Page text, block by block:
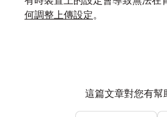
何調整上傳設定。
這篇文章對您有幫